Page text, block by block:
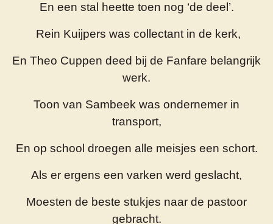
En een stal heette toen nog ‘de deel’.
Rein Kuijpers was collectant in de kerk,
En Theo Cuppen deed bij de Fanfare belangrijk
werk.
Toon van Sambeek was ondernemer in
transport,
En op school droegen alle meisjes een schort.
Als er ergens een varken werd geslacht,
Moesten de beste stukjes naar de pastoor
gebracht.